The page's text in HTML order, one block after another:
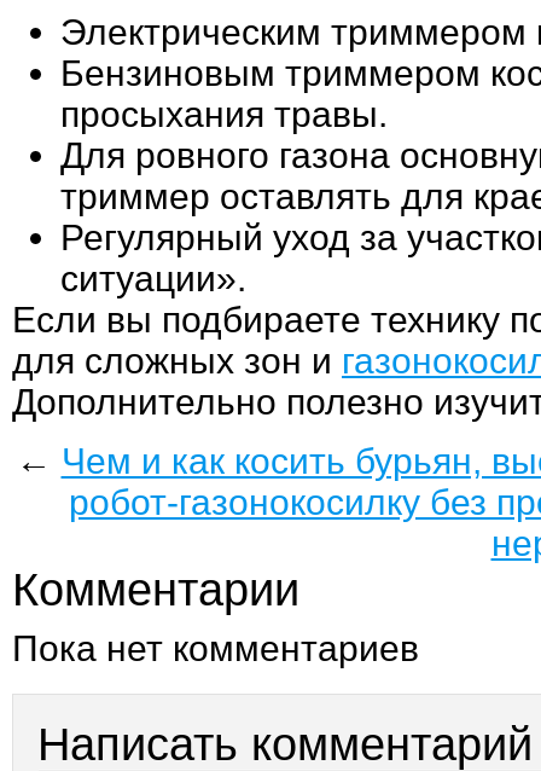
Электрическим триммером
Бензиновым триммером
просыхания травы.
Для ровного газона
триммер оставлять для
Регулярный уход за
ситуации».
Если вы подбираете технику
для сложных зон и
Дополнительно полезно
← Чем и как косить бурьян,
робот-газонокосилку без
Комментарии
Пока нет комментариев
Написать комментарий